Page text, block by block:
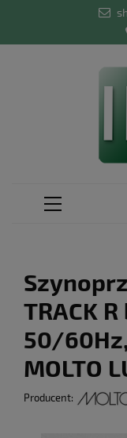
TRACK
50/
MOLTO
Producent: